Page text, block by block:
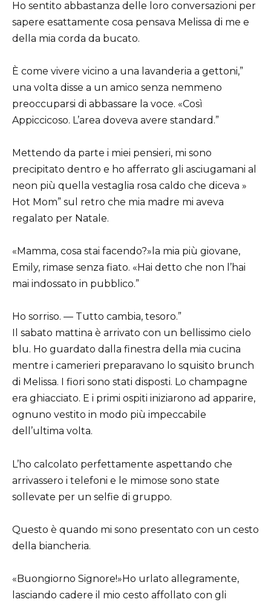
Ho sentito abbastanza delle loro conversazioni per
sapere esattamente cosa pensava Melissa di me e
della mia corda da bucato.
È come vivere vicino a una lavanderia a gettoni,”
una volta disse a un amico senza nemmeno
preoccuparsi di abbassare la voce. «Così
Appiccicoso. L’area doveva avere standard.”
Mettendo da parte i miei pensieri, mi sono
precipitato dentro e ho afferrato gli asciugamani al
neon più quella vestaglia rosa caldo che diceva »
Hot Mom” sul retro che mia madre mi aveva
regalato per Natale.
«Mamma, cosa stai facendo?»la mia più giovane,
Emily, rimase senza fiato. «Hai detto che non l’hai
mai indossato in pubblico.”
Ho sorriso. — Tutto cambia, tesoro.”
Il sabato mattina è arrivato con un bellissimo cielo
blu. Ho guardato dalla finestra della mia cucina
mentre i camerieri preparavano lo squisito brunch
di Melissa. I fiori sono stati disposti. Lo champagne
era ghiacciato. E i primi ospiti iniziarono ad apparire,
ognuno vestito in modo più impeccabile
dell’ultima volta.
L’ho calcolato perfettamente aspettando che
arrivassero i telefoni e le mimose sono state
sollevate per un selfie di gruppo.
Questo è quando mi sono presentato con un cesto
della biancheria.
«Buongiorno Signore!»Ho urlato allegramente,
lasciando cadere il mio cesto affollato con gli